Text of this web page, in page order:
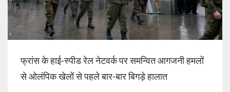
फ्रांस के हाई-स्पीड रेल नेटवर्क पर समन्वित आगजनी हमलों
से ओलंपिक खेलों से पहले बार-बार बिगड़े हालात